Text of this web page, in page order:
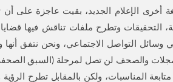
أخرى الإعلام الجديد، بقيت عاجزة على أن
التحقيقات وتطرح ملفات تناقش فيها قضايا
وسائل التواصل الاجتماعي، ونحن نتفق
المجلات والصحف لن تصل لمرحلة (السبق
المناسبات، ولكن بالمقابل تطرح